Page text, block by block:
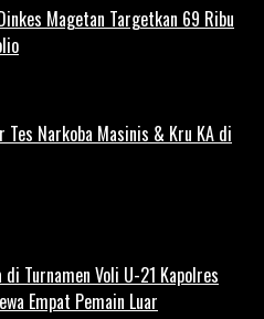
Magetan Targetkan 69 Ribu
Tes Narkoba Masinis & Kru KA di
Turnamen Voli U-21 Kapolres
Empat Pemain Luar